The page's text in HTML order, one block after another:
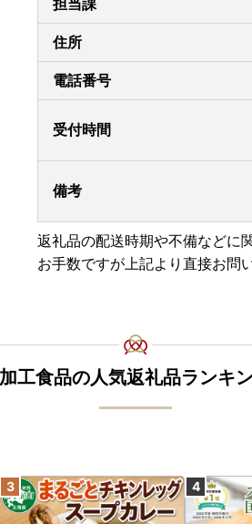
住所
電話番号
受付時間
備考
返礼品の配送時期や不備などに
お手数ですが上記より直接お問
加工食品の人気返礼品ランキ